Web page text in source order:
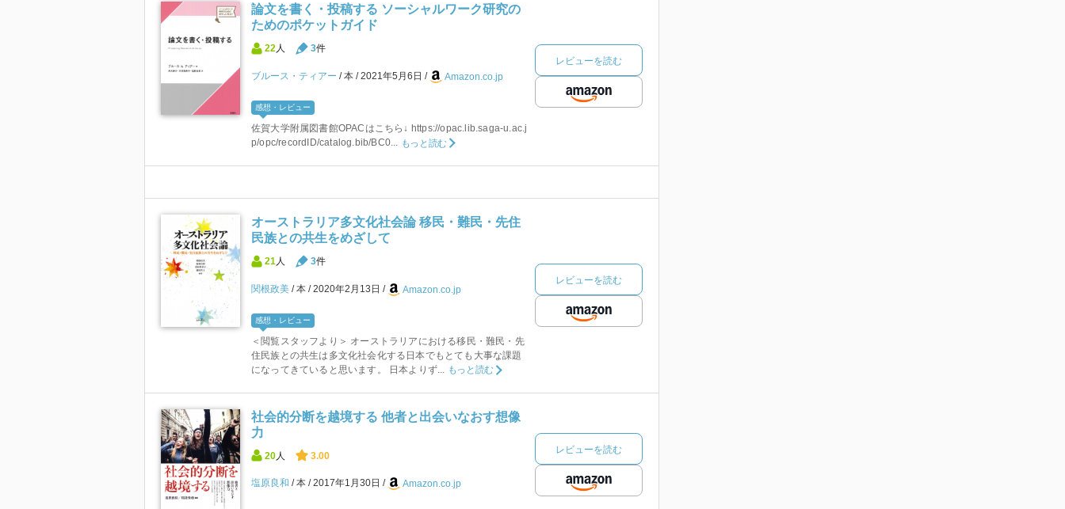
論文を書く・投稿する ソーシャルワーク研究の
ためのポケットガイド
22人 3件
ブルース・ティアー 本 2021年5月6日 Amazon.co.jp
感想・レビュー
佐賀大学附属図書館OPACはこちら↓ https://opac.lib.saga-u.ac.j
p/opc/recordID/catalog.bib/BC0... もっと読む
レビューを読む
オーストラリア多文化社会論 移民・難民・先住
民族との共生をめざして
21 人 3件
関根政美 本 2020年2月13日 Amazon.co.jp
感想・レビュー
＜閲覧スタッフより＞ オーストラリアにおける移民・難民・先
住民族との共生は多文化社会化する日本でもとても大事な課題
になってきていると思います。 日本よりず...
もっと読む
レビューを読む
社会的分断を越境する 他者と出会いなおす想像
力
20 人 3.00
塩原良和 本 2017年1月30日 Amazon.co.jp
レビューを読む